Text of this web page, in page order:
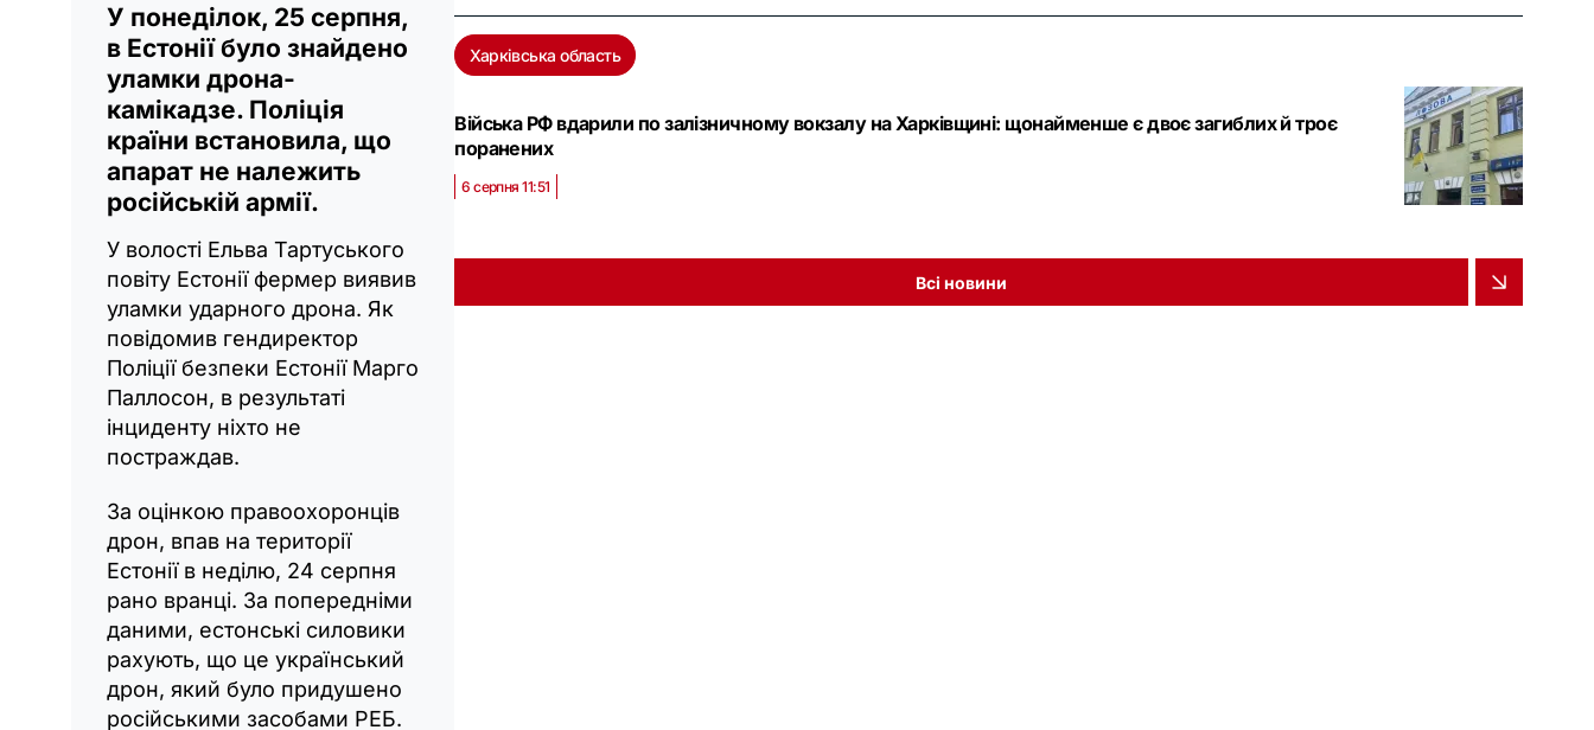
У понеділок, 25 серпня,
в Естонії було знайдено
уламки дрона-
камікадзе. Поліція
країни встановила, що
апарат не належить
російській армії.
У волості Ельва Тартуського
повіту Естонії фермер виявив
уламки ударного дрона. Як
повідомив гендиректор
Поліції безпеки Естонії Марго
Паллосон, в результаті
інциденту ніхто не
постраждав.
За оцінкою правоохоронців
дрон, впав на території
Естонії в неділю, 24 серпня
рано вранці. За попередніми
даними, естонські силовики
рахують, що це український
дрон, який було придушено
російськими засобами РЕБ.
Харківська область
Війська РФ вдарили по залізничному вокзалу на Харківщині: щонайменше є двоє загиблих й троє
поранених
6 серпня 11:51
Всі новини